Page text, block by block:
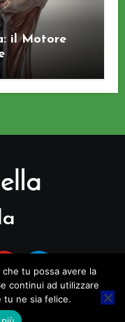
il Motore
tu possa avere la
continui ad utilizzare
tu ne sia felice.